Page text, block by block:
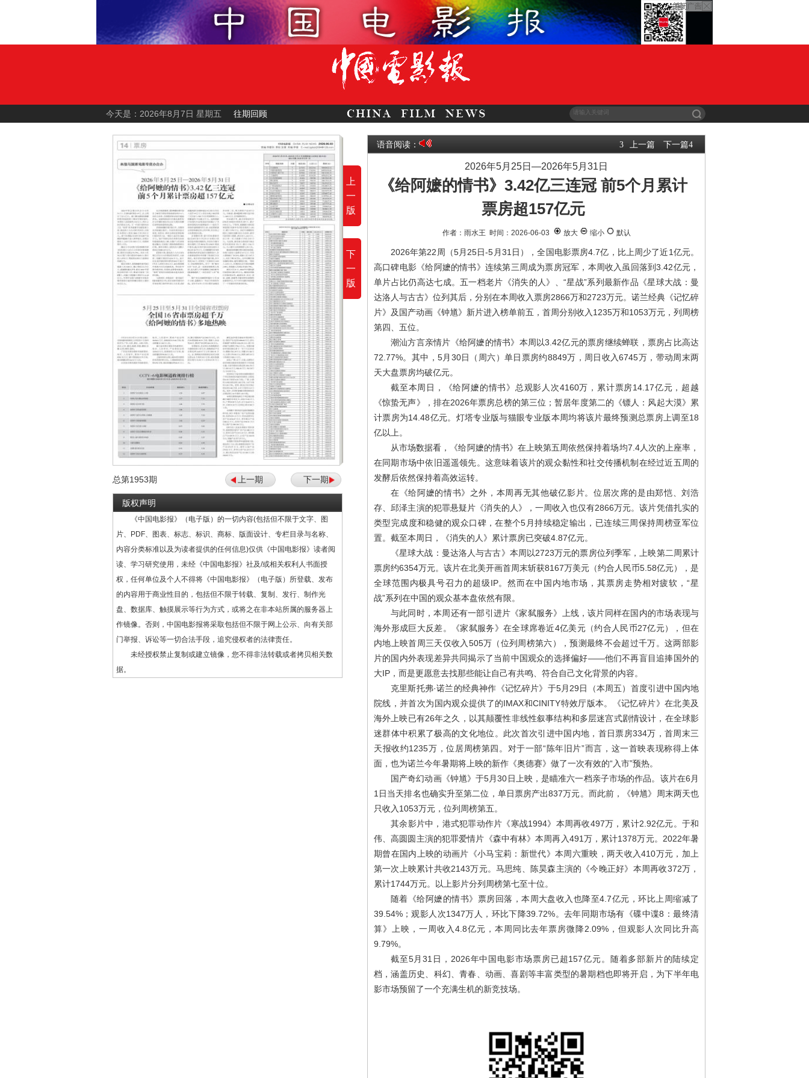
今天是：2026年8月7日 星期五 往期回顾
上
一
版
下
一
版
总第1953期 上一期 下一期
版权声明
《中国电影报》（电子版）的一切内容(包括但不限于文字、图
片、PDF、图表、标志、标识、商标、版面设计、专栏目录与名称、
内容分类标准以及为读者提供的任何信息)仅供《中国电影报》读者阅
读、学习研究使用，未经《中国电影报》社及/或相关权利人书面授
权，任何单位及个人不得将《中国电影报》（电子版）所登载、发布
的内容用于商业性目的，包括但不限于转载、复制、发行、制作光
盘、数据库、触摸展示等行为方式，或将之在非本站所属的服务器上
作镜像。否则，中国电影报将采取包括但不限于网上公示、向有关部
门举报、诉讼等一切合法手段，追究侵权者的法律责任。
未经授权禁止复制或建立镜像，您不得非法转载或者拷贝相关数
据。
语音阅读： 3 上一篇 下一篇4
2026年5月25日—2026年5月31日
《给阿嬷的情书》3.42亿三连冠 前5个月累计
票房超157亿元
作者：雨水王 时间：2026-06-03 放大 缩小 默认
2026年第22周（5月25日-5月31日），全国电影票房4.7亿，比上周少了近1亿元。
高口碑电影《给阿嬷的情书》连续第三周成为票房冠军，本周收入虽回落到3.42亿元，
单片占比仍高达七成。五一档老片《消失的人》、“星战”系列最新作品《星球大战：曼
达洛人与古古》位列其后，分别在本周收入票房2866万和2723万元。诺兰经典《记忆碎
片》及国产动画《钟馗》新片进入榜单前五，首周分别收入1235万和1053万元，列周榜
第四、五位。
潮汕方言亲情片《给阿嬷的情书》本周以3.42亿元的票房继续蝉联，票房占比高达
72.77%。其中，5月30日（周六）单日票房约8849万，周日收入6745万，带动周末两
天大盘票房均破亿元。
截至本周日，《给阿嬷的情书》总观影人次4160万，累计票房14.17亿元，超越
《惊蛰无声》，排在2026年票房总榜的第三位；暂居年度第二的《镖人：风起大漠》累
计票房为14.48亿元。灯塔专业版与猫眼专业版本周均将该片最终预测总票房上调至18
亿以上。
从市场数据看，《给阿嬷的情书》在上映第五周依然保持着场均7.4人次的上座率，
在同期市场中依旧遥遥领先。这意味着该片的观众黏性和社交传播机制在经过近五周的
发酵后依然保持着高效运转。
在《给阿嬷的情书》之外，本周再无其他破亿影片。位居次席的是由郑恺、刘浩
存、邱泽主演的犯罪悬疑片《消失的人》，一周收入也仅有2866万元。该片凭借扎实的
类型完成度和稳健的观众口碑，在整个5月持续稳定输出，已连续三周保持周榜亚军位
置。截至本周日，《消失的人》累计票房已突破4.87亿元。
《星球大战：曼达洛人与古古》本周以2723万元的票房位列季军，上映第二周累计
票房约6354万元。该片在北美开画首周末斩获8167万美元（约合人民币5.58亿元），是
全球范围内极具号召力的超级IP。然而在中国内地市场，其票房走势相对疲软，“星
战”系列在中国的观众基本盘依然有限。
与此同时，本周还有一部引进片《家弑服务》上线，该片同样在国内的市场表现与
海外形成巨大反差。《家弑服务》在全球席卷近4亿美元（约合人民币27亿元），但在
内地上映首周三天仅收入505万（位列周榜第六），预测最终不会超过千万。这两部影
片的国内外表现差异共同揭示了当前中国观众的选择偏好——他们不再盲目追捧国外的
大IP，而是更愿意去找那些能让自己有共鸣、符合自己文化背景的内容。
克里斯托弗·诺兰的经典神作《记忆碎片》于5月29日（本周五）首度引进中国内地
院线，并首次为国内观众提供了的IMAX和CINITY特效厅版本。《记忆碎片》在北美及
海外上映已有26年之久，以其颠覆性非线性叙事结构和多层迷宫式剧情设计，在全球影
迷群体中积累了极高的文化地位。此次首次引进中国内地，首日票房334万，首周末三
天报收约1235万，位居周榜第四。对于一部“陈年旧片”而言，这一首映表现称得上体
面，也为诺兰今年暑期将上映的新作《奥德赛》做了一次有效的“入市”预热。
国产奇幻动画《钟馗》于5月30日上映，是瞄准六一档亲子市场的作品。该片在6月
1日当天排名也确实升至第二位，单日票房产出837万元。而此前，《钟馗》周末两天也
只收入1053万元，位列周榜第五。
其余影片中，港式犯罪动作片《寒战1994》本周再收497万，累计2.92亿元。于和
伟、高圆圆主演的犯罪爱情片《森中有林》本周再入491万，累计1378万元。2022年暑
期曾在国内上映的动画片《小马宝莉：新世代》本周六重映，两天收入410万元，加上
第一次上映累计共收2143万元。马思纯、陈昊森主演的《今晚正好》本周再收372万，
累计1744万元。以上影片分列周榜第七至十位。
随着《给阿嬷的情书》票房回落，本周大盘收入也降至4.7亿元，环比上周缩减了
39.54%；观影人次1347万人，环比下降39.72%。去年同期市场有《碟中谍8：最终清
算》上映，一周收入4.8亿元，本周同比去年票房微降2.09%，但观影人次同比升高
9.79%。
截至5月31日，2026年中国电影市场票房已超157亿元。随着多部新片的陆续定
档，涵盖历史、科幻、青春、动画、喜剧等丰富类型的暑期档也即将开启，为下半年电
影市场预留了一个充满生机的新竞技场。